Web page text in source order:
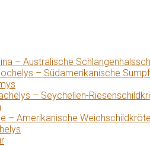
– Australische
– Südamerikanische
– Seychellen-
– Amerikanische